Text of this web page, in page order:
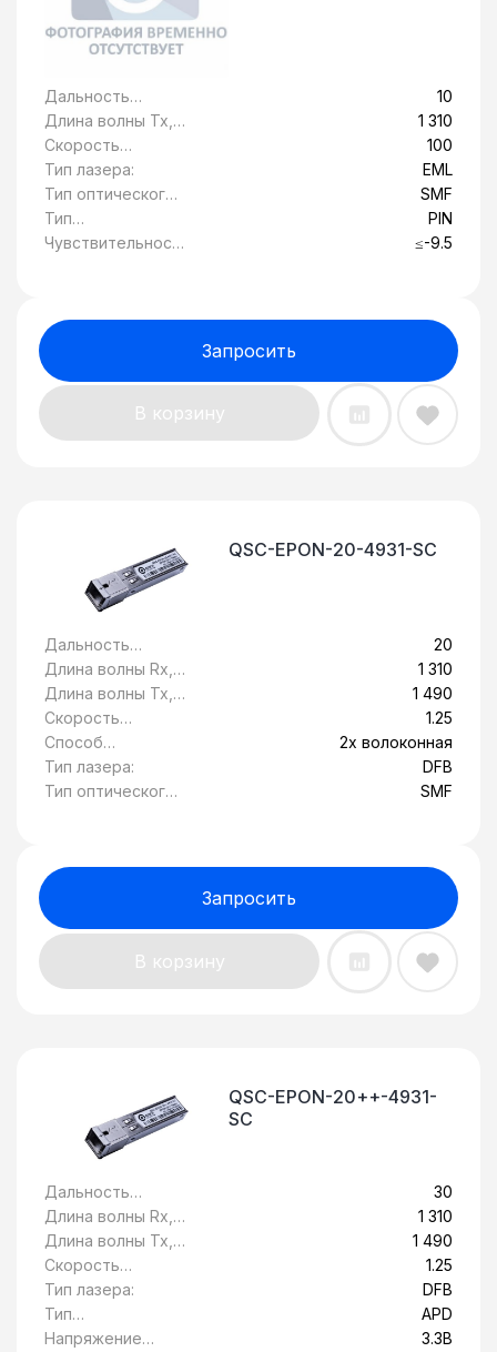
Дальность
передачи, км:
10
Длина волны Tx,
нм:
1 310
Скорость
передачи
данных, Гбит/c:
100
Тип лазера:
EML
Тип оптического
волокна:
SMF
Тип
фотоприемника:
PIN
Чувствительност
≤-9.5
Запросить
В корзину
QSC-EPON-20-4931-SC
Дальность
передачи, км:
20
Длина волны Rx,
нм:
1 310
Длина волны Tx,
нм:
1 490
Скорость
передачи
1.25
Способ
передачи:
2х волоконная
Тип лазера:
DFB
Тип оптического
SMF
Запросить
В корзину
QSC-EPON-20++-4931-
SC
Дальность
передачи, км:
30
Длина волны Rx,
нм:
1 310
Длина волны Tx,
нм:
1 490
Скорость
передачи
данных, Гбит/c:
1.25
Тип лазера:
DFB
Тип
фотоприемника:
APD
Напряжение
3.3В